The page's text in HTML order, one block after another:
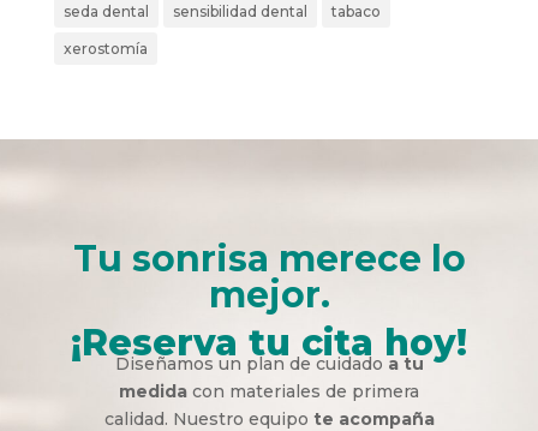
seda dental sensibilidad dental tabaco
xerostomía
Tu sonrisa merece lo
mejor.
¡Reserva tu cita hoy!
Diseñamos un plan de cuidado a tu
medida con materiales de primera
calidad. Nuestro equipo te acompaña